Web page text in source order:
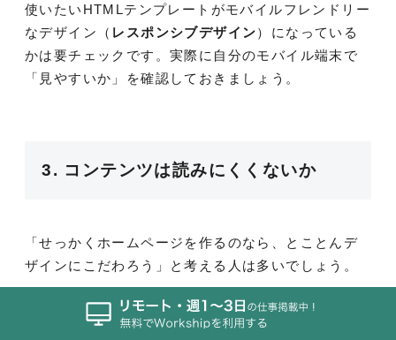
使いたいHTMLテンプレートがモバイルフレンドリー
なデザイン（ レスポンシブデザイン）になっている
かは要チェックです。実際に自分のモバイル端末で
「見やすいか」を確認しておきましょう。
3. コンテンツは読みにくくないか
「せっかくホームページを作るのなら、とことんデ
ザインにこだわろう」と考える人は多いでしょう。
しかしホームページを作る最大の目的は、商品。サ
ービスの魅力を伝え、顧客に購入してもらうことで